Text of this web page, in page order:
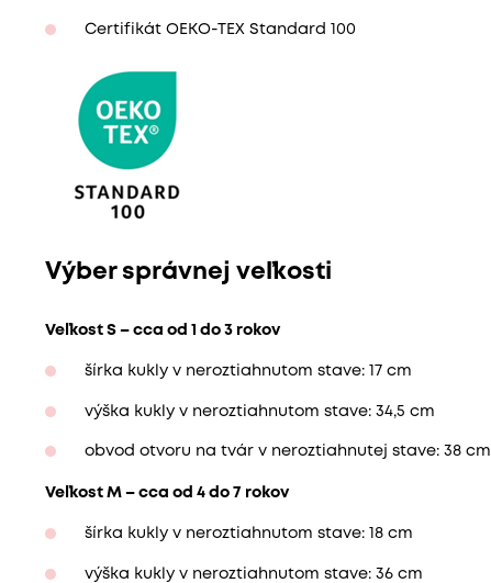
Certifikát OEKO-TEX Standard 100
Výber správnej veľkosti
Veľkost S – cca od 1 do 3 rokov
šírka kukly v neroztiahnutom stave: 17 cm
výška kukly v neroztiahnutom stave: 34,5 cm
obvod otvoru na tvár v neroztiahnutej stave: 38 cm
Veľkost M – cca od 4 do 7 rokov
šírka kukly v neroztiahnutom stave: 18 cm
výška kukly v neroztiahnutom stave: 36 cm